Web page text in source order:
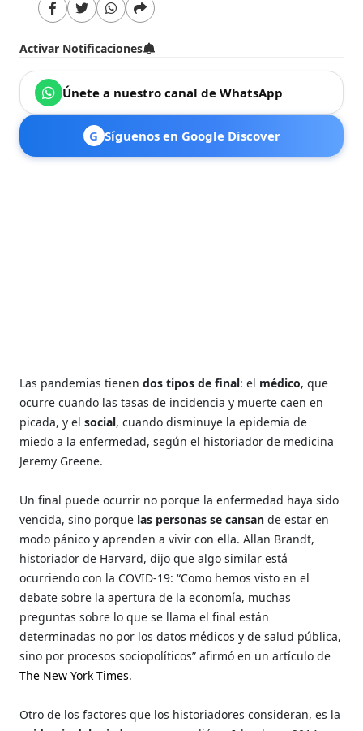
Activar Notificaciones
Únete a nuestro canal de WhatsApp
G Síguenos en Google Discover
Las pandemias tienendos tipos de final: el médico, que
ocurre cuando las tasas de incidencia y muerte caen en
picada, y el social, cuando disminuye la epidemia de
miedo a la enfermedad, según el historiador de medicina
Jeremy Greene.
Un final puede ocurrir no porque la enfermedad haya sido
vencida, sino porque las personas se cansan de estar en
modo pánico y aprenden a vivir con ella. Allan Brandt,
historiador de Harvard, dijo que algo similar está
ocurriendo con la COVID-19: “Como hemos visto en el
debate sobre la apertura de la economía, muchas
preguntas sobre lo que se llama el final están
determinadas no por los datos médicos y de salud pública,
sino por procesos sociopolíticos” afirmó en un artículo de
The New York Times.
Otro de los factores que los historiadores consideran, es la